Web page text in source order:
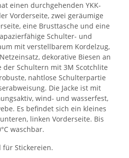
einen durchgehenden YKK-
Vorderseite, zwei geräumige
eine Brusttasche und eine
Schulter- und
mit verstellbarem Kordelzug,
dekorative Biesen an
der Schultern mit 3M Scotchlite
nahtlose Schulterpartie
Die Jacke ist mit
wind- und wasserfest,
Es befindet sich ein kleines
linken Vorderseite. Bis
waschbar.
für Stickereien.